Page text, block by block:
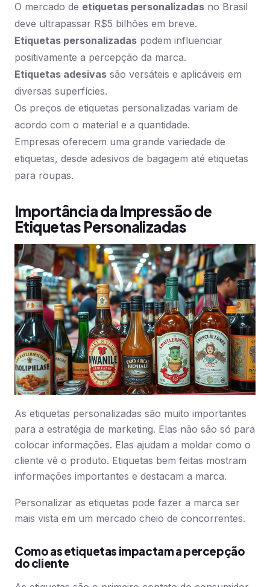
O mercado de etiquetas personalizadas no Brasil
deve ultrapassar R$5 bilhões em breve.
Etiquetas personalizadas podem influenciar
positivamente a percepção da marca.
Etiquetas adesivas são versáteis e aplicáveis em
diversas superfícies.
Os preços de etiquetas personalizadas variam de
acordo com o material e a quantidade.
Empresas oferecem uma grande variedade de
etiquetas, desde adesivos de bagagem até etiquetas
para roupas.
Importância da Impressão de
Etiquetas Personalizadas
As etiquetas personalizadas são muito importantes
para a estratégia de marketing. Elas não são só para
colocar informações. Elas ajudam a moldar como o
cliente vê o produto. Etiquetas bem feitas mostram
informações importantes e destacam a marca.
Personalizar as etiquetas pode fazer a marca ser
mais vista em um mercado cheio de concorrentes.
Como as etiquetas impactam a percepção
do cliente